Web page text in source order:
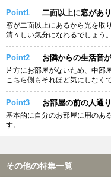
Point1 二面以上に窓があ
窓が二面以上にあるから光を取
清々しい気分になれるでしょう。
Point2 お隣からの生活音
片方にお部屋がないため、中部
こちら側もそれほど気にしなく
Point3 お部屋の前の人通
基本的に自分のお部屋に用のあ
す。
その他の特集一覧